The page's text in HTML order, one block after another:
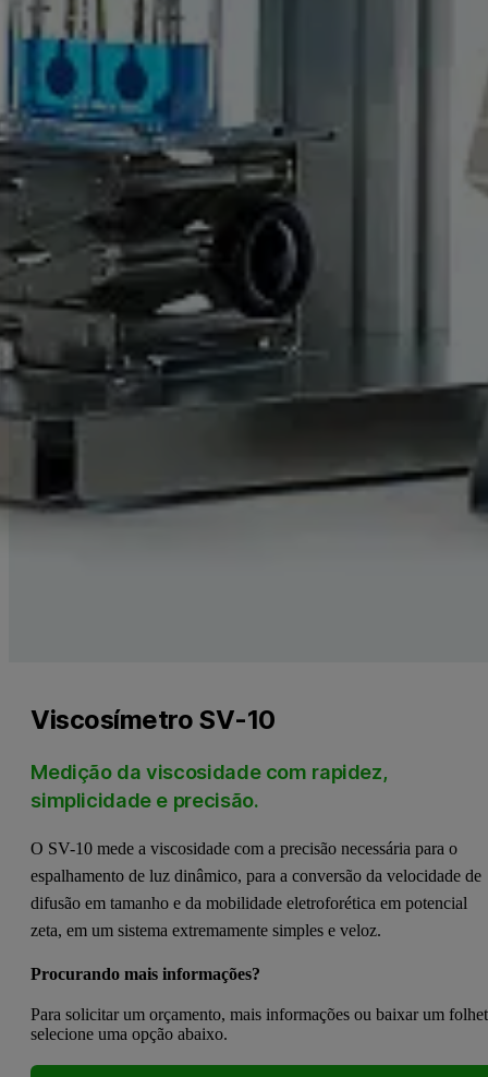
Viscosímetro SV-10
Medição da viscosidade com rapidez,
simplicidade e precisão.
O SV-10 mede a viscosidade com a precisão necessária para o
espalhamento de luz dinâmico, para a conversão da velocidade de
difusão em tamanho e da mobilidade eletroforética em potencial
zeta, em um sistema extremamente simples e veloz.
Procurando mais informações?
Para solicitar um orçamento, mais informações ou baixar um
selecione uma opção abaixo.